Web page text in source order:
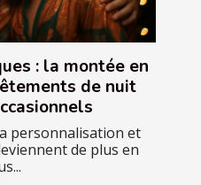
: la montée en
de nuit
personnalisation et
de plus en